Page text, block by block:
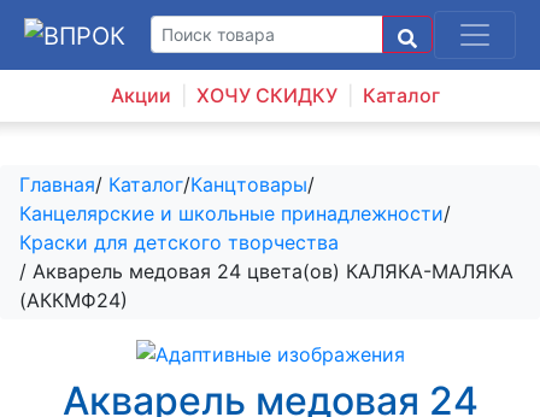
Акции ХОЧУ СКИДКУ Каталог
Главная/ Каталог/Канцтовары/
Канцелярские и школьные принадлежности/
Краски для детского творчества
/ Акварель медовая 24 цвета(ов) КАЛЯКА-МАЛЯКА
(АККМФ24)
Акварель медовая 24